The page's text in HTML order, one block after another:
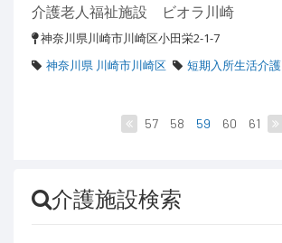
介護老人福祉施設 ビオラ川崎
神奈川県川崎市川崎区小田栄2-1-7
神奈川県 川崎市川崎区
短期入所生活介護
57 58 59 60 61
介護施設検索